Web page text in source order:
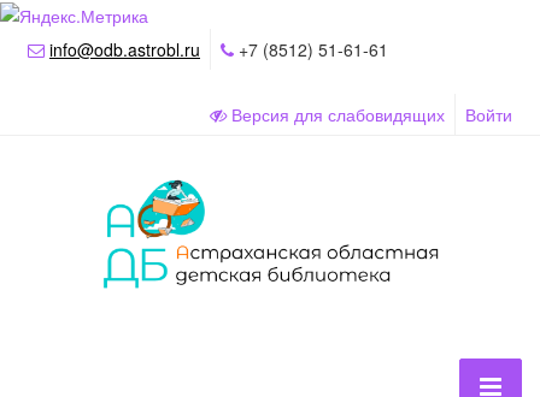
info@odb.astrobl.ru +7 (8512) 51-61-61
Версия для слабовидящих Войти